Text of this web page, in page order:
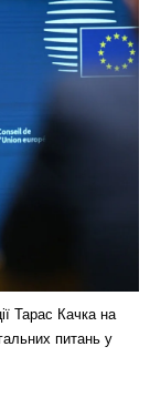
Тарас Качка на
питань у